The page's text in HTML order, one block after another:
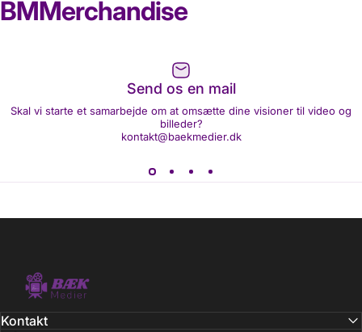
BMMerchandise
Send os en mail
Skal vi starte et samarbejde om at omsætte dine visioner til video og
billeder?
kontakt@baekmedier.dk
Kontakt